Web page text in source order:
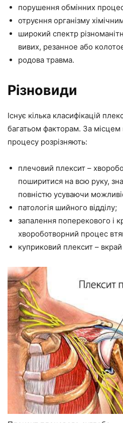
порушення обмінних
отруєння організму
широкий спектр
вивих, резанное або
родова травма.
Різновиди
Існує кілька класифікацій
багатьом факторам. За місцем
процесу розрізняють:
плечовий плексит –
поширитися на всю руку,
повністю усуваючи
патологія шийного відділу;
запалення поперекового і
хвороботворний процес
куприковий плексит –